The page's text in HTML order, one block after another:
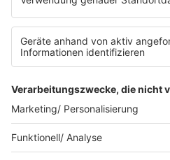
Impressum
Datenschutzerklärung
Radioplayer